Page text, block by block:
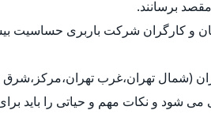
برسانند.
و کارگران شرکت باربری حساسیت
(شمال تهران،غرب تهران،مرکز،شرق
می شود و نکات مهم و حیاتی را